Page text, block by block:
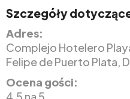
Szczegóły
Adres:
Complejo Hotelero
Felipe de Puerto Plata,
Ocena gości:
4,5 na 5